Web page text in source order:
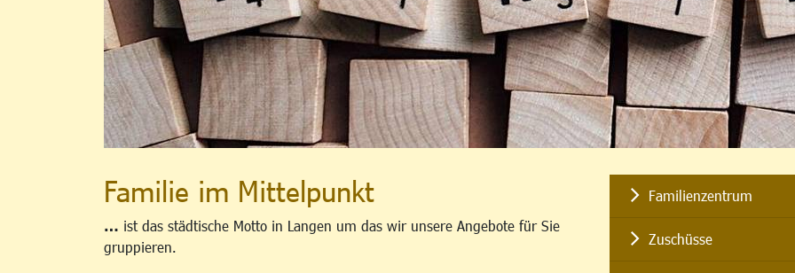
Familie im Mittelpunkt
… ist das städtische Motto in Langen um das wir unsere Angebote für Sie
gruppieren.
Familienzentrum
Zuschüsse